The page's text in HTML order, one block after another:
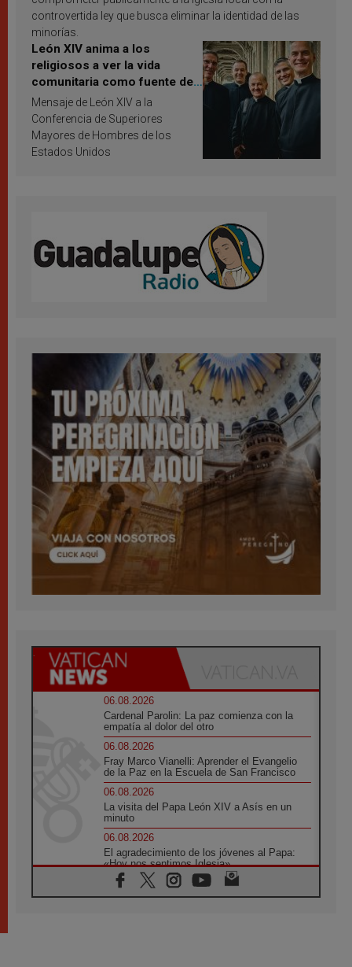
controvertida ley que busca eliminar la identidad de las
minorías.
León XIV anima a los
religiosos a ver la vida
comunitaria como fuente de
inspiración y santificación
Mensaje de León XIV a la
Conferencia de Superiores
Mayores de Hombres de los
Estados Unidos
06.08.2026
Cardenal Parolin: La paz comienza con la
empatía al dolor del otro
06.08.2026
Fray Marco Vianelli: Aprender el Evangelio
de la Paz en la Escuela de San Francisco
06.08.2026
La visita del Papa León XIV a Asís en un
minuto
06.08.2026
El agradecimiento de los jóvenes al Papa:
«Hoy nos sentimos Iglesia»
06.08.2026
Líbano: Reanudan los coloquios en Roma en